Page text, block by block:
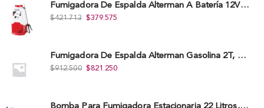
Fumigadora De Espalda Alterman A Baterí­a 12V/12Ah, 20Litros, Xkes20.
$421.713 $379.575
Fumigadora De Espalda Alterman Gasolina 2T, 26 Cc, Bomba Nylon Libre Mantenimiento, Tf900-A.
$912.500 $821.250